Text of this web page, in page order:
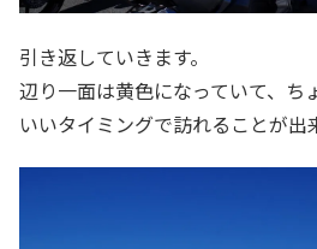
引き返していきます。
辺り一面は黄色になっていて、ち
いいタイミングで訪れることが出